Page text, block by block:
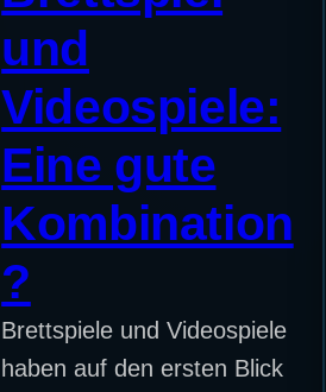
und
Videospiele:
Eine gute
Kombination
?
Brettspiele und Videospiele
haben auf den ersten Blick